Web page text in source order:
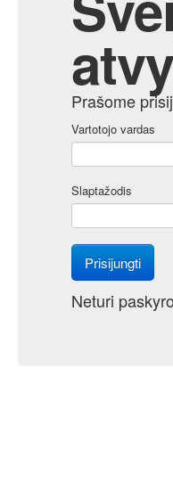
Prašome
Vartotojo vardas
Slaptažodis
Prisijungti
Neturi